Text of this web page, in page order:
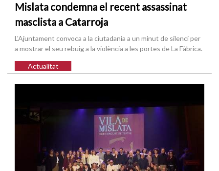
Mislata condemna el recent assassinat
masclista a Catarroja
L'Ajuntament convoca a la ciutadania a un minut de silenci per
a mostrar el seu rebuig a la violència a les portes de La Fàbrica.
Actualitat